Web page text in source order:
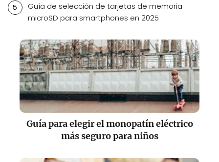
Guía de selección de tarjetas de memoria
microSD para smartphones en 2025
Guía para elegir el monopatín eléctrico
más seguro para niños